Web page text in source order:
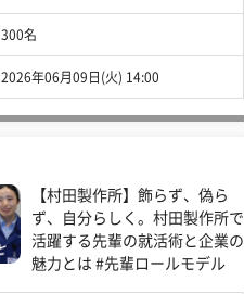
300名
2026年06月09日(火) 14:00
【村田製作所】飾らず、偽ら
ず、自分らしく。村田製作所で
活躍する先輩の就活術と企業の
魅力とは #先輩ロールモデル